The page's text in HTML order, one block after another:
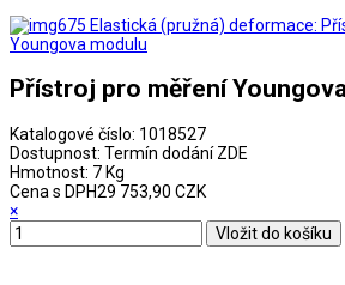
Přístroj pro měření
Katalogové číslo: 1018527
Dostupnost: Termín dodání ZDE
Hmotnost: 7 Kg
Cena s DPH29 753,90 CZK
×